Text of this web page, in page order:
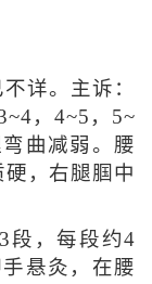
详。主诉：
，4~5，5~
曲减弱。腰
，右腿腘中
段，每段约4
悬灸，在腰